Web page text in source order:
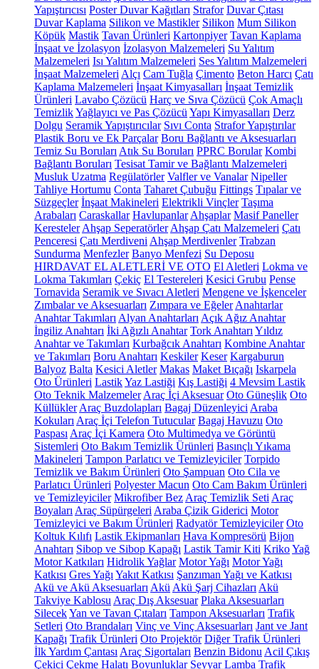
Yapıştırıcısı Poster Duvar Kağıtları Strafor Duvar Çıtası
Duvar Kaplama Silikon ve Mastikler Silikon Mum Silikon
Köpük Mastik Tavan Ürünleri Kartonpiyer Tavan Kaplama
İnşaat ve İzolasyon İzolasyon Malzemeleri Su Yalıtım
Malzemeleri Isı Yalıtım Malzemeleri Ses Yalıtım Malzemeleri
İnşaat Malzemeleri Alçı Cam Tuğla Çimento Beton Harcı Çatı
Kaplama Malzemeleri İnşaat Kimyasalları İnşaat Temizlik
Ürünleri Lavabo Çözücü Harç ve Sıva Çözücü Çok Amaçlı
TemizlikYağlayıcı ve Pas Çözücü Yapı Kimyasalları Derz
Dolgu Seramik Yapıştırıcılar Sıvı Conta Strafor Yapıştırılar
Plastik Boru ve Ek Parçalar Boru Bağlantı ve Aksesuarları
Temiz Su Boruları Atık Su Boruları PPRC Borular Kombi
Bağlantı Boruları Tesisat Tamir ve Bağlantı Malzemeleri
Musluk Uzatma Regülatörler Valfler ve Vanalar Nipeller
Tahliye Hortumu Conta Taharet Çubuğu Fittings Tıpalar ve
Süzgeçler İnşaat Makineleri Elektrikli Vinçler Taşıma
Arabaları Caraskallar Havlupanlar Ahşaplar Masif Paneller
Keresteler Ahşap Seperatörler Ahşap Çatı Malzemeleri Çatı
Penceresi Çatı Merdiveni Ahşap Merdivenler Trabzan
Sundurma Menfezler Banyo Menfezi Su Deposu
HIRDAVAT EL ALETLERİ VE OTO El Aletleri Lokma ve
Lokma Takımları Çekiç El Testereleri Kesici Grubu Pense
Tornavida Seramik ve Sıvacı Aletleri Mengene ve İşkenceler
Zımbalar ve Aksesuarları Zımpara ve Eğeler Anahtarlar
Anahtar Takımları Alyan Anahtarları Açık Ağız Anahtar
İngiliz Anahtarı İki Ağızlı Anahtar Tork Anahtarı Yıldız
Anahtar ve Takımları Kurbağcık Anahtarı Kombine Anahtar
ve Takımları Boru Anahtarı Keskiler Keser Kargaburun
Balyoz Balta Kesici Aletler Makas Maket Bıçağı Iskarpela
Oto Ürünleri LastikYaz Lastiği Kış Lastiği 4 Mevsim Lastik
Oto Teknik Malzemeler Araç İçi Aksesuar Oto Güneşlik Oto
Küllükler Araç Buzdolapları Bagaj Düzenleyici Araba
Kokuları Araç İçi Telefon Tutucular Bagaj Havuzu Oto
Paspası Araç İçi Kamera Oto Multimedya ve Görüntü
Sistemleri Oto Bakım Temizlik Ürünleri Basınçlı Yıkama
Makineleri Tampon Parlatıcı ve Temizleyiciler Torpido
Temizlik ve Bakım Ürünleri Oto Şampuan Oto Cila ve
Parlatıcı Ürünleri Polyester Macun Oto Cam Bakım Ürünleri
ve Temizleyiciler Mikrofiber Bez Araç Temizlik Seti Araç
Boyaları Araç Süpürgeleri Araba Çizik Giderici Motor
Temizleyici ve Bakım Ürünleri Radyatör Temizleyiciler Oto
Koltuk Kılıfı Lastik Ekipmanları Hava Kompresörü Bijon
Anahtarı Sibop ve Sibop Kapağı Lastik Tamir Kiti KrikoYağ
Motor Katkıları Hidrolik Yağlar Motor Yağı Motor Yağı
Katkısı Gres Yağı Yakıt Katkısı Şanzıman Yağı ve Katkısı
Akü ve Akü Aksesuarları Akü Akü Şarj Cihazları Akü
Takviye Kablosu Araç Dış Aksesuar Plaka Aksesuarları
SilecekYan ve Tavan Çıtaları Tampon Aksesuarları Trafik
Setleri Oto Brandaları Vinç ve Vinç Aksesuarları Jant ve Jant
Kapağı Trafik Ürünleri Oto Projektör Diğer Trafik Ürünleri
İlk Yardım Çantası Araç Sigortaları Benzin Bidonu Acil Çıkış
Çekici Çekme Halatı Boyunluklar Seyyar Lamba Trafik